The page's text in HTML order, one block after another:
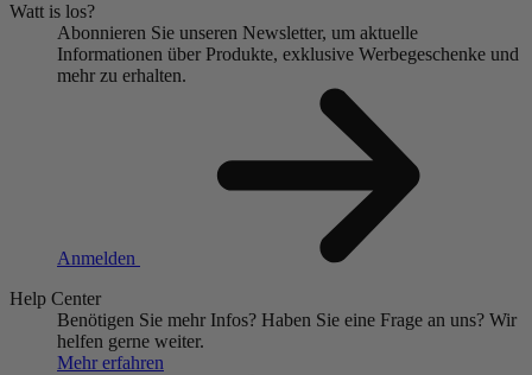
Watt is los?
Abonnieren Sie unseren Newsletter, um aktuelle
Informationen über Produkte, exklusive Werbegeschenke und
mehr zu erhalten.
Anmelden
Help Center
Benötigen Sie mehr Infos? Haben Sie eine Frage an uns? Wir
helfen gerne weiter.
Mehr erfahren